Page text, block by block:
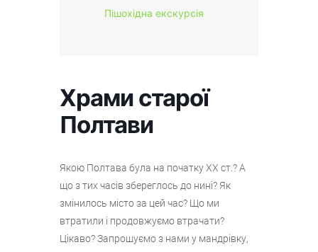
Пішохідна екскурсія
Храми старої
Полтави
Якою Полтава була на початку ХХ ст.? А
що з тих часів збереглось до нині? Як
змінилось місто за цей час? Що ми
втратили і продовжуємо втрачати?
Цікаво? Запрошуємо з нами у мандрівку,